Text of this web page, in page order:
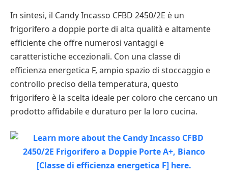
In sintesi, il Candy Incasso CFBD 2450/2E è un
frigorifero a doppie porte di alta qualità e altamente
efficiente che offre numerosi vantaggi e
caratteristiche eccezionali. Con una classe di
efficienza energetica F, ampio spazio di stoccaggio e
controllo preciso della temperatura, questo
frigorifero è la scelta ideale per coloro che cercano un
prodotto affidabile e duraturo per la loro cucina.